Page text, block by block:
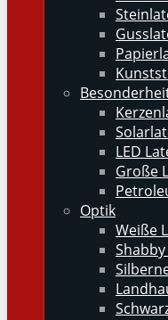
LED
Große
Optik
Weiße